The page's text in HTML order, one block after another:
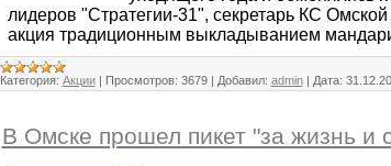
лидеров "Стратегии-31", секретарь КС
акция традиционным выкладыванием
Категория: Акции | Просмотров: 3679 | Добавил: admin | Дата:
В Омске прошел пикет "за жизнь и